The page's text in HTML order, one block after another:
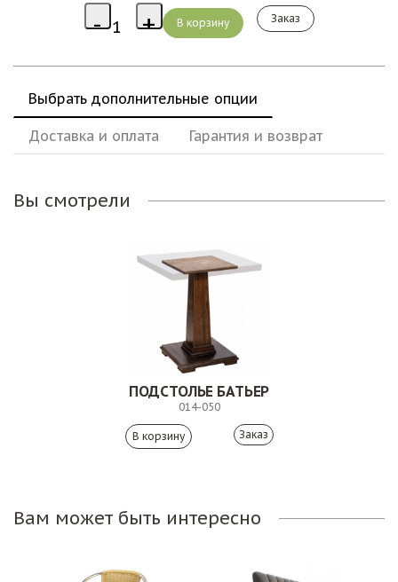
Заказ
Выбрать дополнительные опции
Доставка и оплата Гарантия и возврат
Вы смотрели
ПОДСТОЛЬЕ БАТЬЕР
014-050
Заказ
Вам может быть интересно